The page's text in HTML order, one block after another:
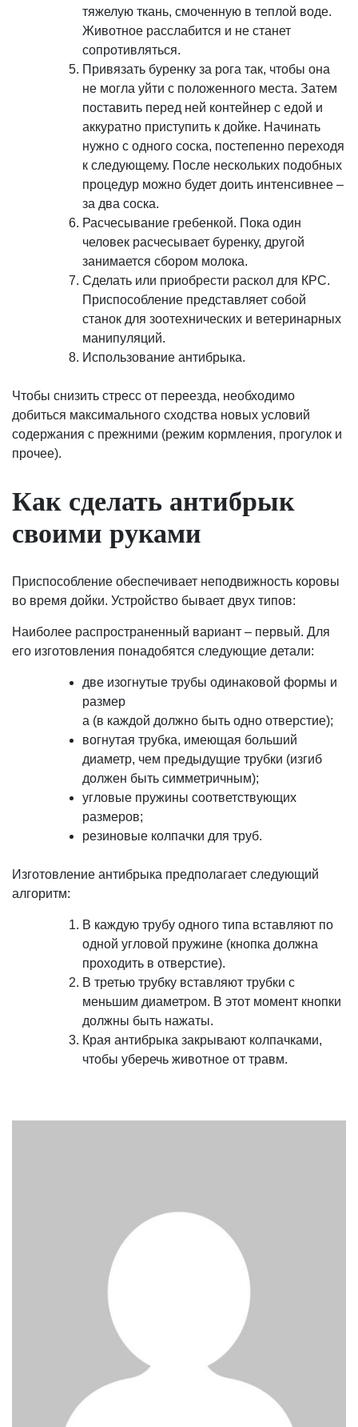
тяжелую ткань, смоченную в теплой воде.
Животное расслабится и не станет
сопротивляться.
Привязать буренку за рога так, чтобы она
не могла уйти с положенного места. Затем
поставить перед ней контейнер с едой и
аккуратно приступить к дойке. Начинать
нужно с одного соска, постепенно переходя
к следующему. После нескольких подобных
процедур можно будет доить интенсивнее –
за два соска.
Расчесывание гребенкой. Пока один
человек расчесывает буренку, другой
занимается сбором молока.
Сделать или приобрести раскол для КРС.
Приспособление представляет собой
станок для зоотехнических и ветеринарных
манипуляций.
Использование антибрыка.
Чтобы снизить стресс от переезда, необходимо
добиться максимального сходства новых условий
содержания с прежними (режим кормления, прогулок и
прочее).
Как сделать антибрык
своими руками
Приспособление обеспечивает неподвижность коровы
во время дойки. Устройство бывает двух типов:
Наиболее распространенный вариант – первый. Для
его изготовления понадобятся следующие детали:
две изогнутые трубы одинаковой формы и
размер
а (в каждой должно быть одно отверстие);
вогнутая трубка, имеющая больший
диаметр, чем предыдущие трубки (изгиб
должен быть симметричным);
угловые пружины соответствующих
размеров;
резиновые колпачки для труб.
Изготовление антибрыка предполагает следующий
алгоритм:
В каждую трубу одного типа вставляют по
одной угловой пружине (кнопка должна
проходить в отверстие).
В третью трубку вставляют трубки с
меньшим диаметром. В этот момент кнопки
должны быть нажаты.
Края антибрыка закрывают колпачками,
чтобы уберечь животное от травм.